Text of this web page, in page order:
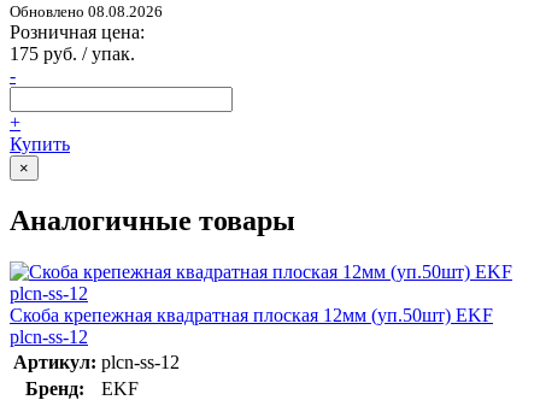
Обновлено 08.08.2026
Розничная цена:
175 руб. / упак.
-
+
Купить
×
Аналогичные товары
Скоба крепежная квадратная плоская 12мм (уп.50шт) EKF
plcn-ss-12
Артикул: plcn-ss-12
Бренд:
EKF